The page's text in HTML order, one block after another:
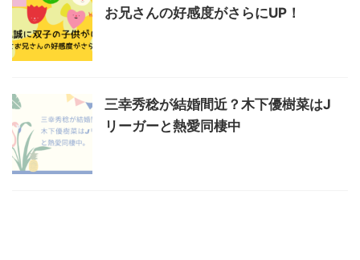
お兄さんの好感度がさらにUP！
三幸秀稔が結婚間近？木下優樹菜はJ
リーガーと熱愛同棲中